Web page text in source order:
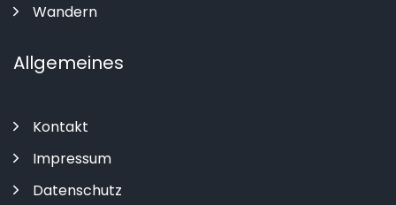
Wandern
Allgemeines
Kontakt
Impressum
Datenschutz